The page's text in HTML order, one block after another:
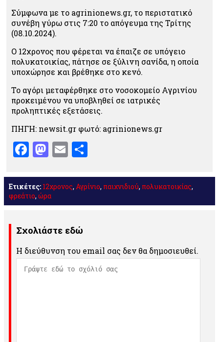
Σύμφωνα με το agrinionews.gr, το περιστατικό
συνέβη γύρω στις 7:20 το απόγευμα της Τρίτης
(08.10.2024).
Ο 12χρονος που φέρεται να έπαιζε σε υπόγειο
πολυκατοικίας, πάτησε σε ξύλινη σανίδα, η οποία
υποχώρησε και βρέθηκε στο κενό.
Το αγόρι μεταφέρθηκε στο νοσοκομείο Αγρινίου
προκειμένου να υποβληθεί σε ιατρικές
προληπτικές εξετάσεις.
ΠΗΓΗ: newsit.gr φωτό: agrinionews.gr
Facebook
Mastodon
Email
Ετικέτες: 12χρονος, Αγρίνιο, παιχνιδιού, πολυκατοικίας,
φρεάτιο, ώρα
Σχολιάστε εδώ
Η διεύθυνση του email σας δεν θα δημοσιευθεί.